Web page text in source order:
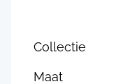
Collectie
Maat